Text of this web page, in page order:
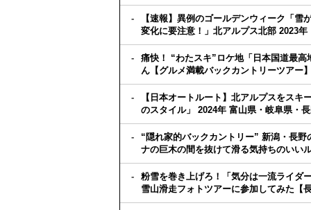
【速報】異例のゴールデンウィーク「
変化に要注意！」北アルプス北部 2023年
痛快！ “わたスキ”ロケ地「日本国道最
ん【グルメ満載バックカントリーツアー
【日本オートルート】北アルプスをス
のスタイル」 2024年 富山県・岐阜県・
“隠れ家的バックカントリー” 新潟・長
ナの巨木の間を抜けて滑る気持ちのいい
粉雪を巻き上げろ！「気分は一流ライ
雪山滑走フォトツアーに参加してみた【